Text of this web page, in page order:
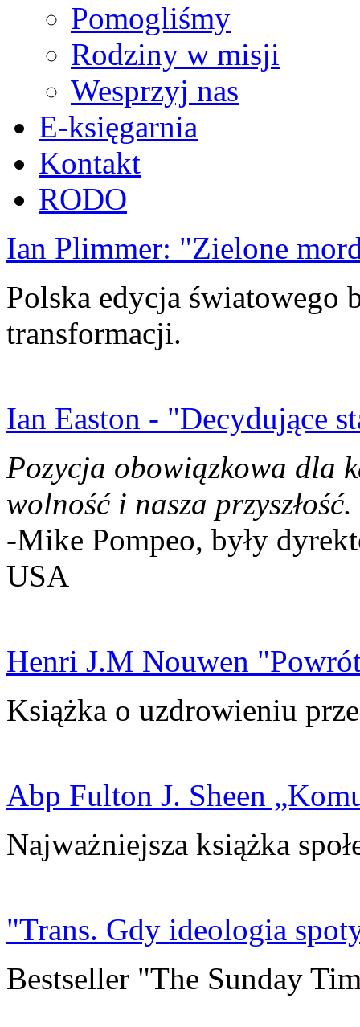
Pomogliśmy
Rodziny w misji
Wesprzyj nas
E-księgarnia
Kontakt
RODO
Ian Plimmer: "Zielone
Polska edycja światowego
transformacji.
Ian Easton - "Decydujące
Pozycja obowiązkowa dla
wolność i nasza przyszłość.
-Mike Pompeo, były
USA
Henri J.M Nouwen
Książka o uzdrowieniu
Abp Fulton J. Sheen
Najważniejsza książka
"Trans. Gdy ideologia
Bestseller "The Sunday